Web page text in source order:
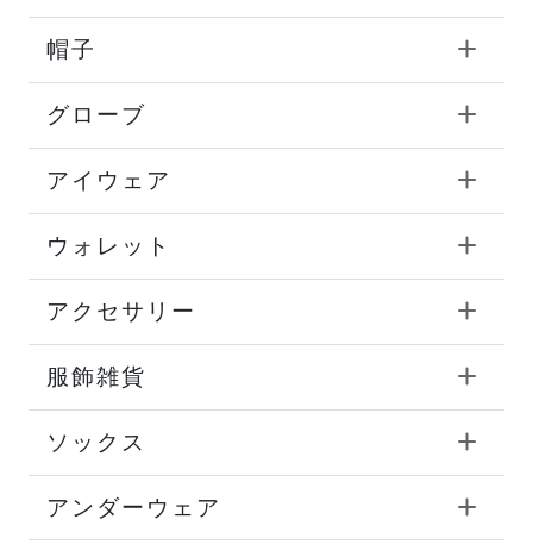
帽子
グローブ
アイウェア
ウォレット
アクセサリー
服飾雑貨
ソックス
アンダーウェア